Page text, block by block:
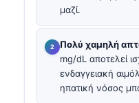
μαζί.
Πολύ χαμηλή
mg/dL αποτελεί
ενδαγγειακή
ηπατική νόσος